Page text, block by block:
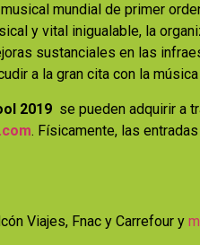
mundial de primer
y vital inigualable, la
sustanciales en las
a la gran cita con la
2019 se pueden adquirir a
. Físicamente, las
Viajes, Fnac y Carrefour y